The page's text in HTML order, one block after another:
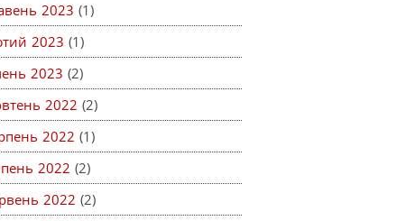
2023 (1)
2023 (1)
2023 (2)
2022 (2)
2022 (1)
2022 (2)
2022 (2)